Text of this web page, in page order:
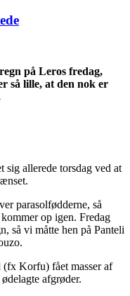
på Leros fredag,
så lille, at den nok er
sig allerede torsdag ved at
parasolfødderne, så
op igen. Fredag
så vi måtte hen på Panteli
Korfu) fået masser af
afgrøder.